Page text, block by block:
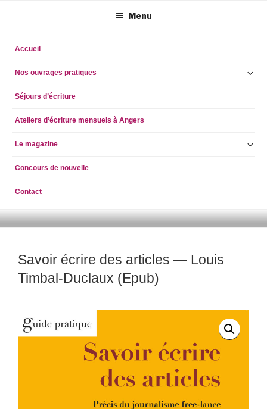
principal
Menu
Accueil
Nos ouvrages pratiques
Séjours d’écriture
Ateliers d’écriture mensuels à Angers
Le magazine
Concours de nouvelle
Contact
ECRIRE AUJOURD'HUI
Savoir écrire des articles — Louis
Timbal-Duclaux (Epub)